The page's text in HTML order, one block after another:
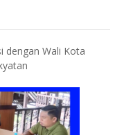
dengan Wali Kota